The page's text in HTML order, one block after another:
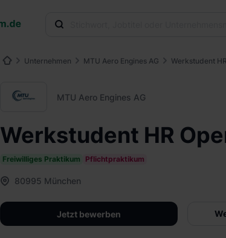
Unternehmen MTU Aero Engines AG Werkstudent
MTU Aero Engines AG
Werkstudent HR
Freiwilliges Praktikum Pflichtpraktikum
80995 München
Jetzt bewerben